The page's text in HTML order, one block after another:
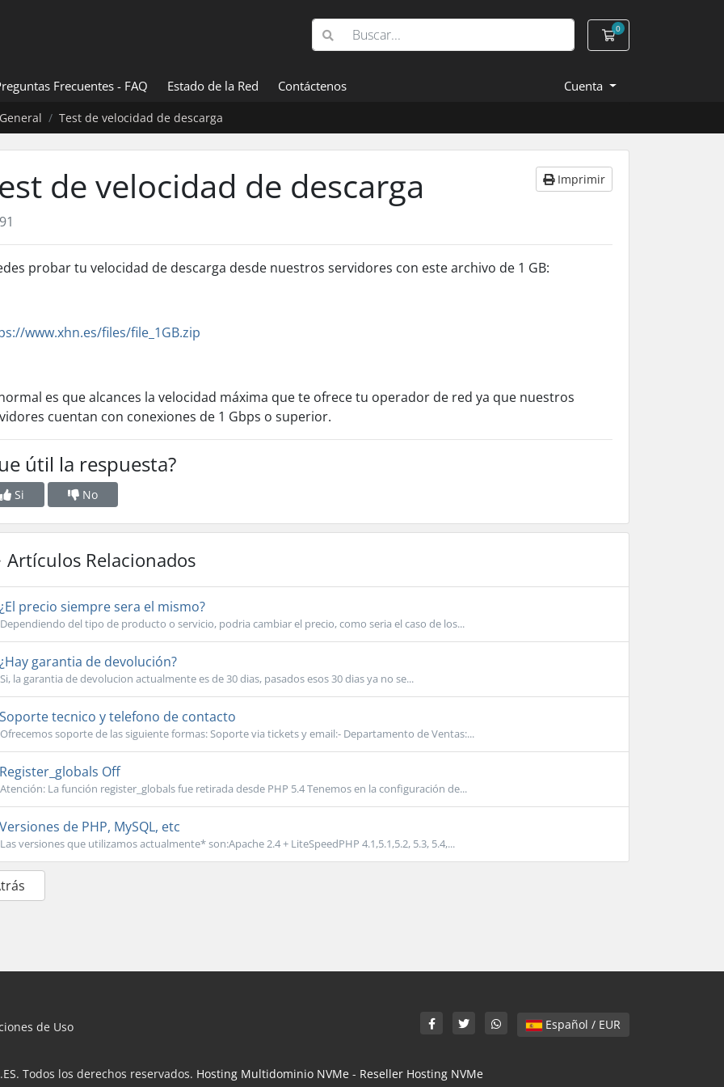
0
Carro de Pedidos
Frecuentes - FAQ Estado de la Red Contáctenos Cuenta
General Test de velocidad de descarga
de velocidad de descarga Imprimir
91
probar tu velocidad de descarga desde nuestros servidores con este archivo de 1 GB:
www.xhn.es/files/file_1GB.zip
es que alcances la velocidad máxima que te ofrece tu operador de red ya que nuestros
cuentan con conexiones de 1 Gbps o superior.
útil la respuesta?
Si No
Artículos Relacionados
precio siempre sera el mismo?
Dependiendo del tipo de producto o servicio, podria cambiar el precio, como seria el caso de los...
garantia de devolución?
Si, la garantia de devolucion actualmente es de 30 dias, pasados esos 30 dias ya no se...
tecnico y telefono de contacto
Ofrecemos soporte de las siguiente formas: Soporte via tickets y email:- Departamento de Ventas:...
Off
Atención: La función register_globals fue retirada desde PHP 5.4 Tenemos en la configuración de...
de PHP, MySQL, etc
Las versiones que utilizamos actualmente* son:Apache 2.4 + LiteSpeedPHP 4.1,5.1,5.2, 5.3, 5.4,...
Español / EUR
de Uso
Todos los derechos reservados. Hosting Multidominio NVMe - Reseller Hosting NVMe